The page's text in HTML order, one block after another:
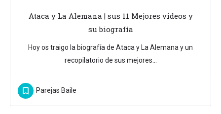
Ataca y La Alemana | sus 11 Mejores videos y
su biografía
Hoy os traigo la biografía de Ataca y La Alemana y un
recopilatorio de sus mejores…
Parejas Baile